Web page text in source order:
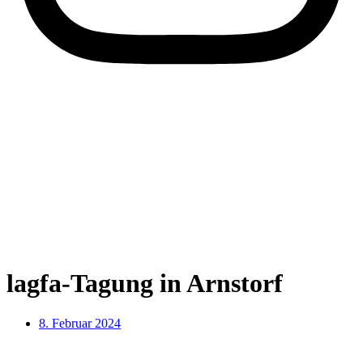
lagfa-Tagung in Arnstorf
8. Februar 2024